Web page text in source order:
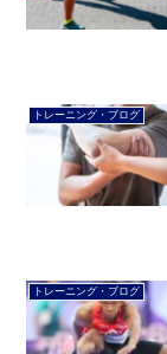
トレーニング・ブログ
トレーニング・ブログ